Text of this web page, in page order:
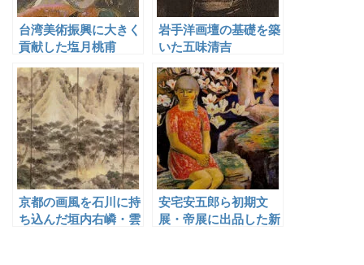
台湾美術振興に大きく
貢献した塩月桃甫
岩手洋画壇の基礎を築
いた五味清吉
京都の画風を石川に持
ち込んだ垣内右嶙・雲
安宅安五郎ら初期文
展・帝展に出品した新